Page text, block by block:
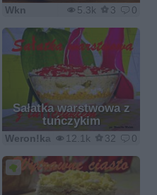
5.3k 3 0
Wkn
Sałatka warstwowa z
tuńczykim
12.1k 32 0
Weron!ka